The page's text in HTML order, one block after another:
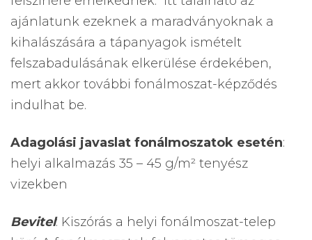
ajánlatunk ezeknek a maradványoknak a
kihalászására a tápanyagok ismételt
felszabadulásának elkerülése érdekében,
mert akkor további fonálmoszat-képződés
indulhat be.
Adagolási javaslat fonálmoszatok esetén:
helyi alkalmazás 35 – 45 g/m² tenyész
vizekben
Bevitel: Kiszórás a helyi fonálmoszat-telep